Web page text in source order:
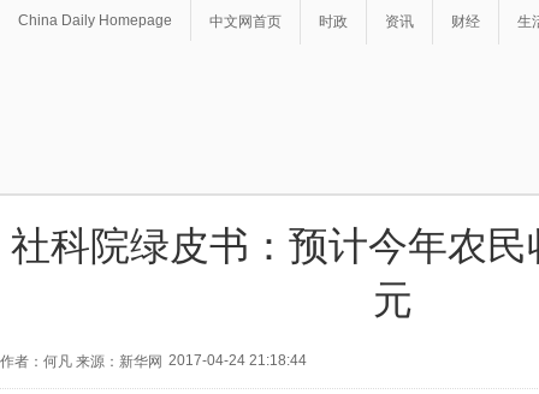
China Daily Homepage 中文网首页 时政 资讯 财经 生
社科院绿皮书：预计今年农民
元
作者：何凡 来源：新华网 2017-04-24 21:18:44